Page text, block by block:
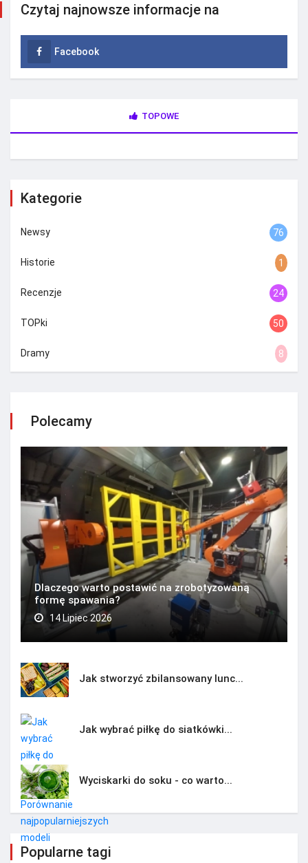
Czytaj najnowsze informacje na
Facebook
TOPOWE
Kategorie
Newsy 76
Historie 1
Recenzje 24
TOPki 50
Dramy 8
Polecamy
Dlaczego warto postawić na zrobotyzowaną
formę spawania?
14 Lipiec 2026
Jak stworzyć zbilansowany lunc...
Jak wybrać piłkę do siatkówki...
Wyciskarki do soku - co warto...
Popularne tagi